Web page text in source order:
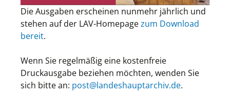
Die Ausgaben erscheinen nunmehr jährlich und
stehen auf der LAV-Homepagezum Download
bereit.
Wenn Sie regelmäßig eine kostenfreie
Druckausgabe beziehen möchten, wenden Sie
sich bitte an: post@landeshauptarchiv.de.